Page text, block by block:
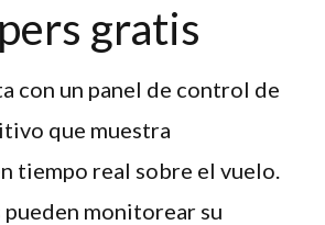
gratis
con un panel de control de
que muestra
tiempo real sobre el vuelo.
pueden monitorear su